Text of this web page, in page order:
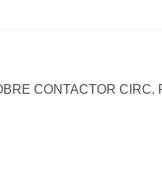
CONTACTOR CIRC.